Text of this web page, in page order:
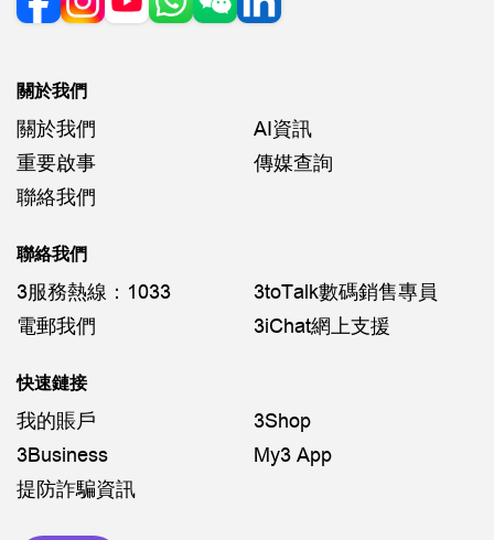
關於我們
關於我們
AI資訊
重要啟事
傳媒查詢
聯絡我們
聯絡我們
3服務熱線：1033
3toTalk數碼銷售專員
電郵我們
3iChat網上支援
快速鏈接
我的賬戶
3Shop
3Business
My3 App
提防詐騙資訊